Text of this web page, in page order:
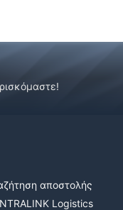
αποστολής
Logistics